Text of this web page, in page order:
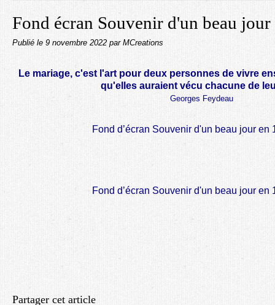
Fond écran Souvenir d'un beau jour
Publié le 9 novembre 2022 par MCreations
Le mariage, c'est l'art pour deux personnes de vivre
qu'elles auraient vécu chacune de
Georges Feydeau
Fond d’écran Souvenir d'un beau jour en
Fond d’écran Souvenir d'un beau jour en
Partager cet article